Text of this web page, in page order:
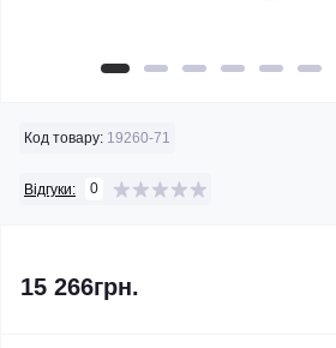
Код товару: 19260-71
Відгуки: 0
15 266грн.